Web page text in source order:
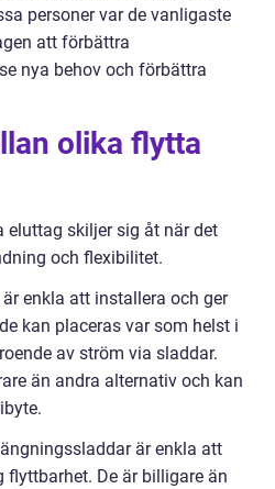
personer var de vanligaste
att förbättra
nya behov och förbättra
olika flytta
eluttag skiljer sig åt när det
och flexibilitet.
enkla att installera och ger
kan placeras var som helst i
av ström via sladdar.
än andra alternativ och kan
är enkla att
De är billigare än